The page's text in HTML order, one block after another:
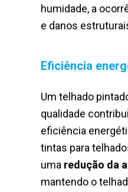
humidade, a
e danos
Eficiência
Um telhado
qualidade
eficiência
tintas para
uma redução da
mantendo o